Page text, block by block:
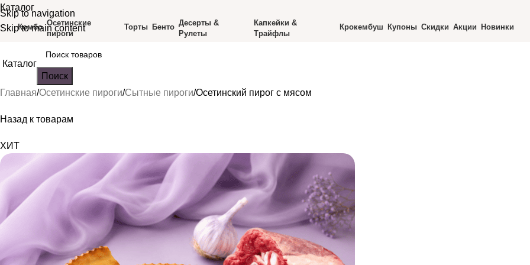
Skip to navigation
Skip to main content
Каталог
Комбо Осетинские
пироги
Торты Бенто Десерты &
Рулеты
Капкейки &
Трайфлы
Крокембуш Купоны Скидки Акции Новинки
Каталог
Поиск
Главная Осетинские пироги Сытные пироги Осетинский пирог с мясом
Назад к товарам
ХИТ